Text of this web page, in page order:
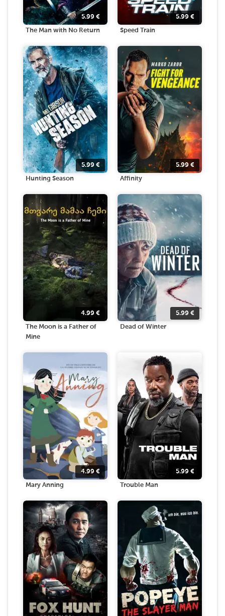
5.99 €
The Man with No Return
5.99 €
Speed Train
5.99 €
Hunting Season
5.99 €
Affinity
4.99 €
The Moon is a Father of
Mine
5.99 €
Dead of Winter
4.99 €
Mary Anning
5.99 €
Trouble Man